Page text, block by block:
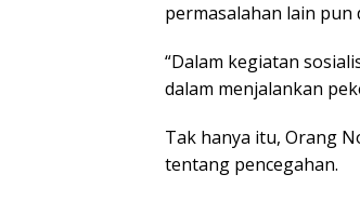
permasalahan lain pun
“Dalam kegiatan
dalam menjalankan
Tak hanya itu, Orang
tentang pencegahan.